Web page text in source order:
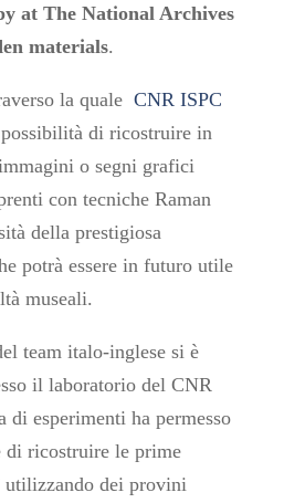
at The National Archives
materials.
la quale CNR ISPC
di ricostruire in
o segni grafici
con tecniche Raman
della prestigiosa
potrà essere in futuro utile
museali.
team italo-inglese si è
il laboratorio del CNR
di esperimenti ha permesso
di ricostruire le prime
utilizzando dei provini